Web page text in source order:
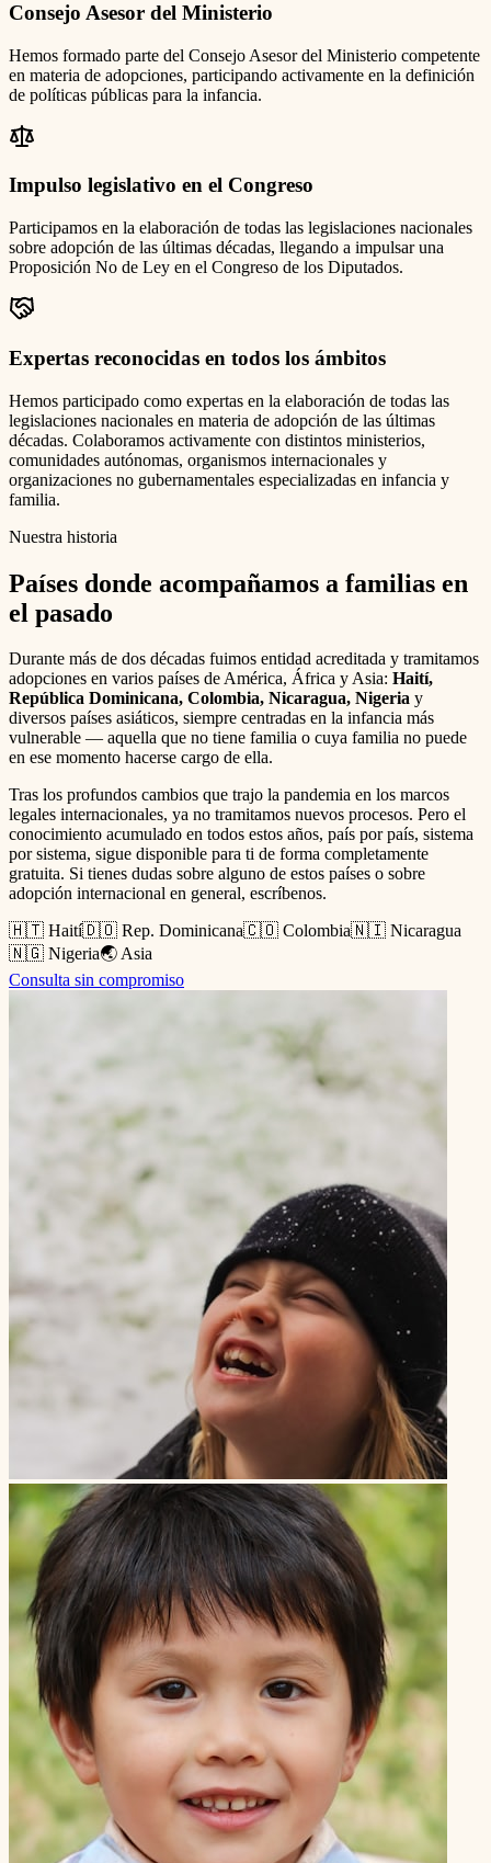
Consejo Asesor del Ministerio
Hemos formado parte del Consejo Asesor del Ministerio competente
en materia de adopciones, participando activamente en la definición
de políticas públicas para la infancia.
Impulso legislativo en el Congreso
Participamos en la elaboración de todas las legislaciones nacionales
sobre adopción de las últimas décadas, llegando a impulsar una
Proposición No de Ley en el Congreso de los Diputados.
Expertas reconocidas en todos los ámbitos
Hemos participado como expertas en la elaboración de todas las
legislaciones nacionales en materia de adopción de las últimas
décadas. Colaboramos activamente con distintos ministerios,
comunidades autónomas, organismos internacionales y
organizaciones no gubernamentales especializadas en infancia y
familia.
Nuestra historia
Países donde acompañamos a familias en
el pasado
Durante más de dos décadas fuimos entidad acreditada y tramitamos
adopciones en varios países de América, África y Asia: Haití,
República Dominicana, Colombia, Nicaragua, Nigeria y
diversos países asiáticos, siempre centradas en la infancia más
vulnerable — aquella que no tiene familia o cuya familia no puede
en ese momento hacerse cargo de ella.
Tras los profundos cambios que trajo la pandemia en los marcos
legales internacionales, ya no tramitamos nuevos procesos. Pero el
conocimiento acumulado en todos estos años, país por país, sistema
por sistema, sigue disponible para ti de forma completamente
gratuita. Si tienes dudas sobre alguno de estos países o sobre
adopción internacional en general, escríbenos.
🇭🇹 Haití🇩🇴 Rep. Dominicana🇨🇴 Colombia🇳🇮 Nicaragua
🇳🇬 Nigeria🌏 Asia
Consulta sin compromiso